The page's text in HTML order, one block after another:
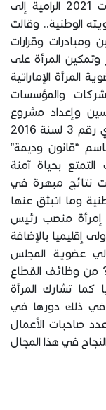
أطلقتها الدولة بغرض تحقيق رؤية الإمارات 2021 الرامية إلى
الوطنية.. وقالت
ومبادرات وقرارات
المرأة على
المرأة الإماراتية
والمؤسسات
وإعداد مشروع
قانون العنف الأسري وإصدار القانون الإتحادي رقم 3 لسنة 2016
“قانون وديمة”
بحياة آمنة
نتائج مبهرة في
وما انبثق عنها
إمرأة منصب رئيس
إقليميا بالإضافة
22,5? من إجمالي عضوية المجلس
إلى ذلك تشغل النساء نسبة 66? من وظائف القطاع
تشارك المرأة
في ذلك دورها في
صاحبات الأعمال
في هذا المجال